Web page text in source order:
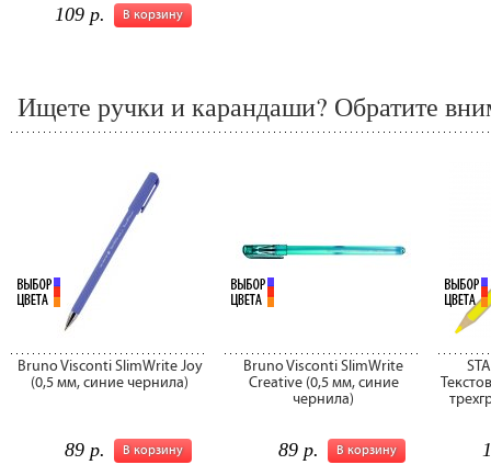
В корзину
109 р.
Ищете ручки и карандаши? Обратите
Bruno Visconti SlimWrite Joy
(0,5 мм, синие чернила)
В корзину
89 р.
Bruno Visconti SlimWrite
Creative (0,5 мм, синие
чернила)
В корзину
89 р.